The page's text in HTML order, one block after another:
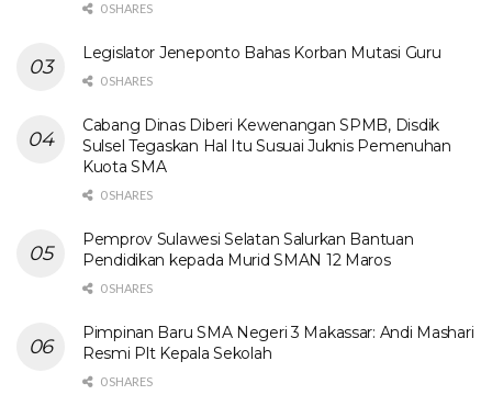
0 SHARES
Legislator Jeneponto Bahas Korban Mutasi Guru
0 SHARES
Cabang Dinas Diberi Kewenangan SPMB, Disdik
Sulsel Tegaskan Hal Itu Susuai Juknis Pemenuhan
Kuota SMA
0 SHARES
Pemprov Sulawesi Selatan Salurkan Bantuan
Pendidikan kepada Murid SMAN 12 Maros
0 SHARES
Pimpinan Baru SMA Negeri 3 Makassar: Andi Mashari
Resmi Plt Kepala Sekolah
0 SHARES